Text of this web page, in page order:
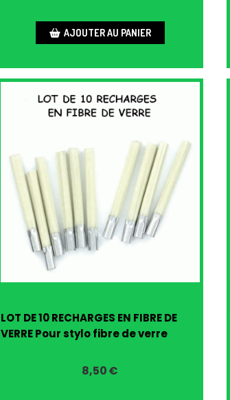
AJOUTER AU PANIER
LOT DE 10 RECHARGES EN FIBRE DE
VERRE Pour stylo fibre de verre
8,50€